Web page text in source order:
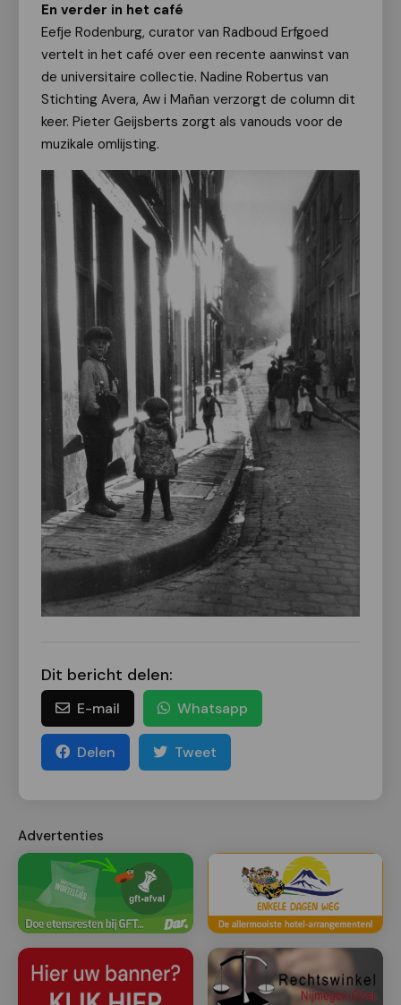
En verder in het café
Eefje Rodenburg, curator van Radboud Erfgoed
vertelt in het café over een recente aanwinst van
de universitaire collectie. Nadine Robertus van
Stichting Avera, Aw i Mañan verzorgt de column dit
keer. Pieter Geijsberts zorgt als vanouds voor de
muzikale omlijsting.
Dit bericht delen:
E-mail Whatsapp
Delen Tweet
Advertenties